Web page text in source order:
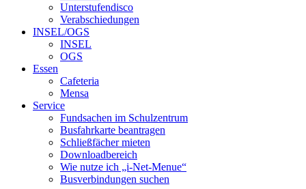
Unterstufendisco
Verabschiedungen
INSEL/OGS
INSEL
OGS
Essen
Cafeteria
Mensa
Service
Fundsachen im Schulzentrum
Busfahrkarte beantragen
Schließfächer mieten
Downloadbereich
Wie nutze ich „i-Net-Menue“
Busverbindungen suchen